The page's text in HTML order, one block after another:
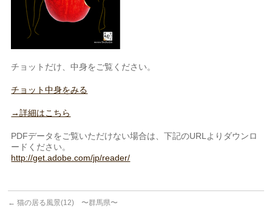
チョットだけ、中身をご覧ください。
チョット中身をみる
→詳細はこちら
PDFデータをご覧いただけない場合は、下記のURLよりダウンロ
ードください。
http://get.adobe.com/jp/reader/
← 猫の居る風景(12) 〜群馬県〜